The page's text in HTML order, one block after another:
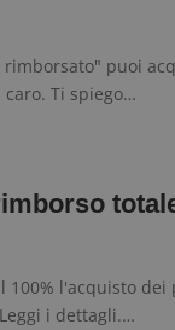
rimborsato" puoi
Ti spiego…
100% l'acquisto dei
i dettagli.…
test_cookie